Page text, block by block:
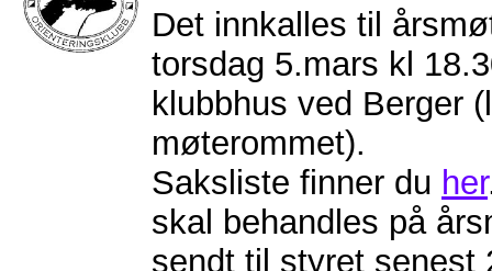
Det innkalles til
torsdag 5.mars kl
klubbhus ved Berger
møterommet).
Saksliste finner du her
skal behandles på
sendt til styret senest